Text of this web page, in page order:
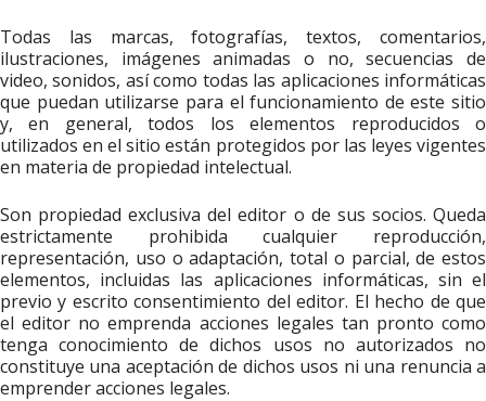
Todas las marcas, fotografías, textos, comentarios,
ilustraciones, imágenes animadas o no, secuencias de
video, sonidos, así como todas las aplicaciones informáticas
que puedan utilizarse para el funcionamiento de este sitio
y, en general, todos los elementos reproducidos o
utilizados en el sitio están protegidos por las leyes vigentes
en materia de propiedad intelectual.
Son propiedad exclusiva del editor o de sus socios. Queda
estrictamente prohibida cualquier reproducción,
representación, uso o adaptación, total o parcial, de estos
elementos, incluidas las aplicaciones informáticas, sin el
previo y escrito consentimiento del editor. El hecho de que
el editor no emprenda acciones legales tan pronto como
tenga conocimiento de dichos usos no autorizados no
constituye una aceptación de dichos usos ni una renuncia a
emprender acciones legales.